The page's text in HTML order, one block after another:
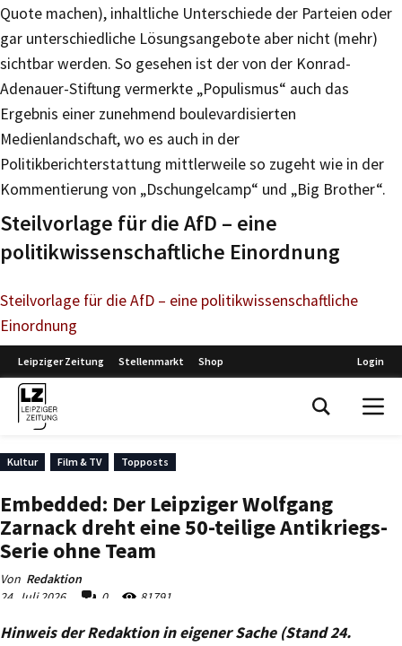
Quote machen), inhaltliche Unterschiede der Parteien oder
gar unterschiedliche Lösungsangebote aber nicht (mehr)
sichtbar werden. So gesehen ist der von der Konrad-
Adenauer-Stiftung vermerkte „Populismus“ auch das
Ergebnis einer zunehmend boulevardisierten
Medienlandschaft, wo es auch in der
Politikberichterstattung mittlerweile so zugeht wie in der
Kommentierung von „Dschungelcamp“ und „Big Brother“.
Steilvorlage für die AfD – eine
politikwissenschaftliche Einordnung
Steilvorlage für die AfD – eine politikwissenschaftliche
Einordnung
Hinweis der Redaktion in eigener Sache (Stand 24.